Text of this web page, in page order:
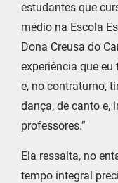
estudantes que
médio na Escola
Dona Creusa do
experiência que
e, no contraturno,
dança, de canto e,
professores.”
Ela ressalta, no
tempo integral